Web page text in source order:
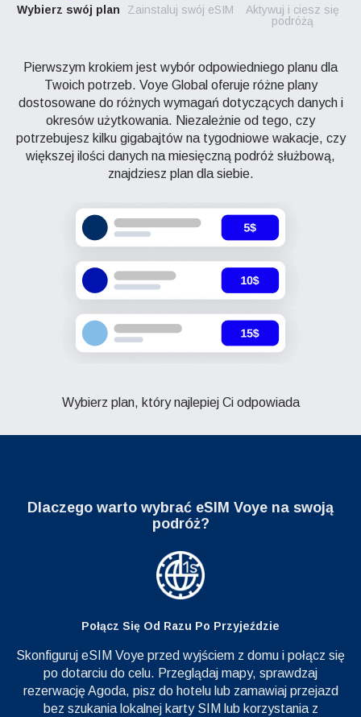
Wybierz swój plan Zainstaluj swój eSIM
Aktywuj i ciesz się
podróżą
Pierwszym krokiem jest wybór odpowiedniego planu dla
Twoich potrzeb. Voye Global oferuje różne plany
dostosowane do różnych wymagań dotyczących danych i
okresów użytkowania. Niezależnie od tego, czy
potrzebujesz kilku gigabajtów na tygodniowe wakacje, czy
większej ilości danych na miesięczną podróż służbową,
znajdziesz plan dla siebie.
Wybierz plan, który najlepiej Ci odpowiada
Dlaczego warto wybrać eSIM Voye na swoją
podróż?
Połącz Się Od Razu Po Przyjeździe
Skonfiguruj eSIM Voye przed wyjściem z domu i połącz się
po dotarciu do celu. Przeglądaj mapy, sprawdzaj
rezerwację Agoda, pisz do hotelu lub zamawiaj przejazd
bez szukania lokalnej karty SIM lub korzystania z